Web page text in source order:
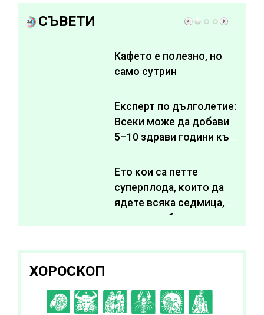
СЪВЕТИ
Кафето е полезно, но
само сутрин
Експерт по дълголетие:
Всеки може да добави
5–10 здрави години към
Ето кои са петте
суперплода, които да
ядете всяка седмица,
за да подобрите
ХОРОСКОП
C D EFGH